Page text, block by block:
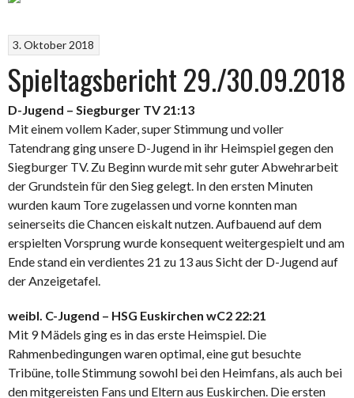
3. Oktober 2018
Spieltagsbericht 29./30.09.2018
D-Jugend – Siegburger TV 21:13
Mit einem vollem Kader, super Stimmung und voller
Tatendrang ging unsere D-Jugend in ihr Heimspiel gegen den
Siegburger TV. Zu Beginn wurde mit sehr guter Abwehrarbeit
der Grundstein für den Sieg gelegt. In den ersten Minuten
wurden kaum Tore zugelassen und vorne konnten man
seinerseits die Chancen eiskalt nutzen. Aufbauend auf dem
erspielten Vorsprung wurde konsequent weitergespielt und am
Ende stand ein verdientes 21 zu 13 aus Sicht der D-Jugend auf
der Anzeigetafel.
weibl. C-Jugend – HSG Euskirchen wC2 22:21
Mit 9 Mädels ging es in das erste Heimspiel. Die
Rahmenbedingungen waren optimal, eine gut besuchte
Tribüne, tolle Stimmung sowohl bei den Heimfans, als auch bei
den mitgereisten Fans und Eltern aus Euskirchen. Die ersten